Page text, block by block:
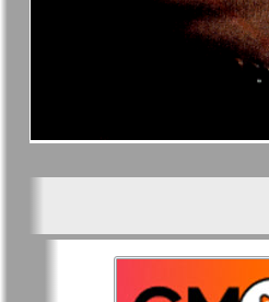
Le Voyageur
Мир отдыха и
здоровья